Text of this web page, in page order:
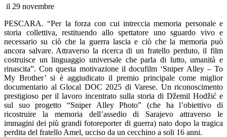
il 29 novembre
PESCARA. “Per la forza con cui intreccia memoria personale e
storia collettiva, restituendo allo spettatore uno sguardo vivo e
necessario su ciò che la guerra lascia e ciò che la memoria può
ancora salvare. Attraverso la ricerca di un fratello perduto, il film
costruisce un linguaggio universale che parla di lutto, umanità e
rinascita”. Con questa motivazione il docufilm ‘Sniper Alley – To
My Brother’ si è aggiudicato il premio principale come miglior
documentario al Glocal DOC 2025 di Varese. Un riconoscimento
prestigioso per il lavoro incentrato sulla storia di Džemil Hodžić e
sul suo progetto “Sniper Alley Photo” (che ha l’obiettivo di
ricostruire la memoria dell’assedio di Sarajevo attraverso le
immagini dei più grandi fotoreporter di guerra) nato dopo la tragica
perdita del fratello Amel, ucciso da un cecchino a soli 16 anni.